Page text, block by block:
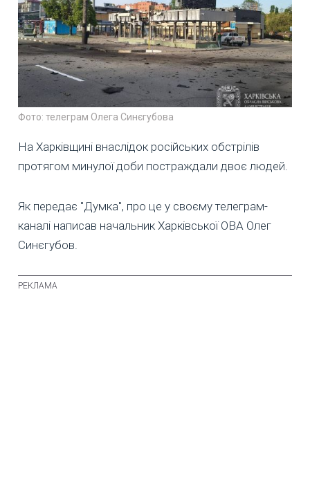
Фото: телеграм Олега Синєгубова
На Харківщині внаслідок російських обстрілів
протягом минулої доби постраждали двоє людей.
Як передає "Думка", про це у своєму телеграм-
каналі написав начальник Харківської ОВА Олег
Синєгубов.